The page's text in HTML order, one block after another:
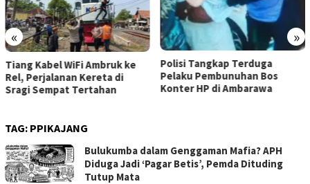
« »
Tiang Kabel WiFi Ambruk ke
Rel, Perjalanan Kereta di
Sragi Sempat Tertahan
Polisi Tangkap Terduga
Pelaku Pembunuhan Bos
Konter HP di Ambarawa
TAG: PPIKAJANG
Bulukumba dalam Genggaman Mafia? APH
Diduga Jadi ‘Pagar Betis’, Pemda Dituding
Tutup Mata